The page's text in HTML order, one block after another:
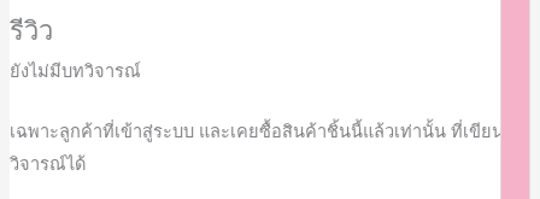
รีวิว
ยังไม่มีบทวิจารณ์
เฉพาะลูกค้าที่เข้าสู่ระบบ และเคยซื้อสินค้าชิ้นนี้แล้วเท่านั้น ที่เขียนบท
วิจารณ์ได้